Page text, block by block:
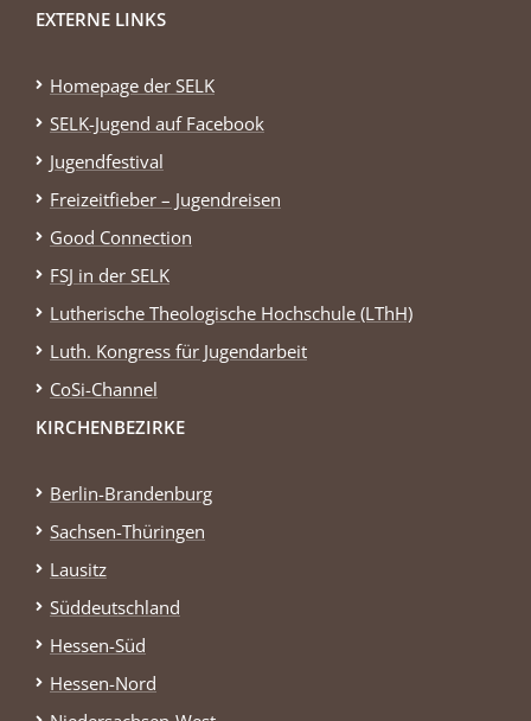
EXTERNE LINKS
Homepage der SELK
SELK-Jugend auf Facebook
Jugendfestival
Freizeitfieber – Jugendreisen
Good Connection
FSJ in der SELK
Lutherische Theologische Hochschule (LThH)
Luth. Kongress für Jugendarbeit
CoSi-Channel
KIRCHENBEZIRKE
Berlin-Brandenburg
Sachsen-Thüringen
Lausitz
Süddeutschland
Hessen-Süd
Hessen-Nord